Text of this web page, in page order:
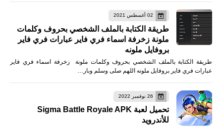
02 أغسطس 2021
طريقة الكتابة بالملف الشخصي بحروف وكلمات
ملونة زخرفة اسماء فري فاير عبارات فري فاير
بروفايل ملونه
طريقة الكتابة بالملف الشخصي بحروف وكلمات ملونة زخرفة اسماء فري فاير
عبارات فري فاير بروفايل ملونه اللهم صلى وسلم وبار…
26 نوفمبر 2022
تحميل لعبة Sigma Battle Royale APK
للأندرويد